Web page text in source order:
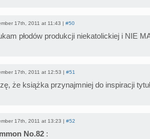
17th, 2011 at 11:43 | #50
płodów produkcji niekatolickiej i NIE
17th, 2011 at 12:53 | #51
że książka przynajmniej do inspiracji
17th, 2011 at 13:23 | #52
No.82 :